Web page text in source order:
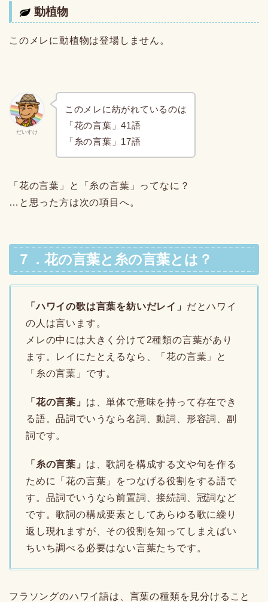
動植物
このメレに動植物は登場しません。
だいすけ
このメレに紡がれているのは
「花の言葉」41語
「糸の言葉」17語
「花の言葉」と「糸の言葉」ってなに？
…と思った方は次の項目へ。
７．花の言葉と糸の言葉とは？
「ハワイの歌は言葉を紡いだレイ」 だとハワイ
の人は言います。
メレの中には大きく分けて2種類の言葉があり
ます。レイにたとえるなら、「花の言葉」と
「糸の言葉」です。
「花の言葉」 は、単体で意味を持って存在でき
る語。品詞でいうなら名詞、動詞、形容詞、副
詞です。
「糸の言葉」 は、歌詞を構成する文や句を作る
ために「花の言葉」をつなげる役割をする語で
す。品詞でいうなら前置詞、接続詞、冠詞など
です。歌詞の構成要素としてあらゆる歌に繰り
返し現れますが、その役割を知ってしまえばい
ちいち調べる必要はない言葉たちです。
フラソングのハワイ語は、言葉の種類を見分けること